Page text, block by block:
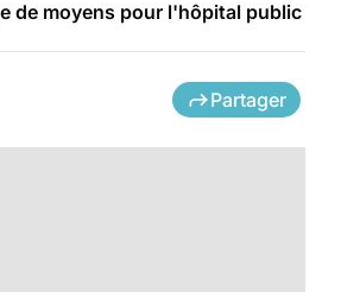
de moyens pour l'hôpital public
Partager